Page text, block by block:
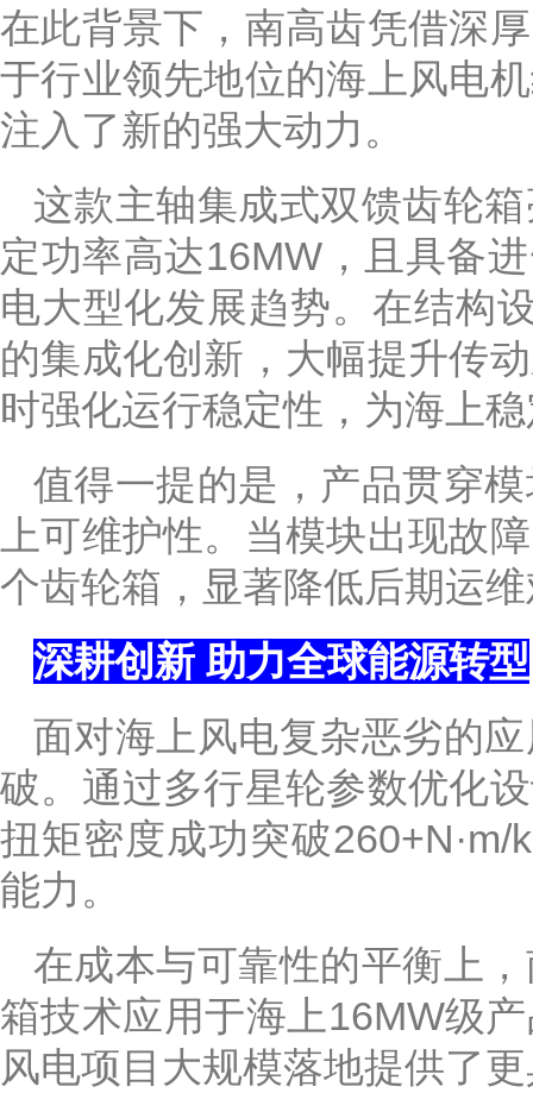
在此背景下，南高齿凭借深
于行业领先地位的海上风电
注入了新的强大动力。
这款主轴集成式双馈齿轮
定功率高达16MW，且具备
电大型化发展趋势。在结构
的集成化创新，大幅提升传
时强化运行稳定性，为海上
值得一提的是，产品贯穿
上可维护性。当模块出现故
个齿轮箱，显著降低后期运
深耕创新 助力全球能源转型
面对海上风电复杂恶劣的
破。通过多行星轮参数优化
扭矩密度成功突破
能力。
在成本与可靠性的平衡上
箱技术应用于海上16MW级
风电项目大规模落地提供了